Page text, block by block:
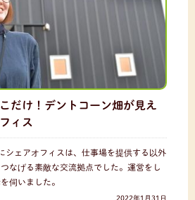
だけ！デントコーン畑が見え
ィス
シェアオフィスは、仕事場を提供する以外
なげる素敵な交流拠点でした。運営をし
伺いました。
2022年1月31日